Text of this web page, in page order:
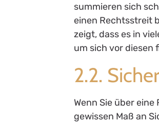
summieren sich
einen Rechtsstreit
zeigt, dass es in
um sich vor diesen
2.2.
Wenn Sie über
gewissen Maß an